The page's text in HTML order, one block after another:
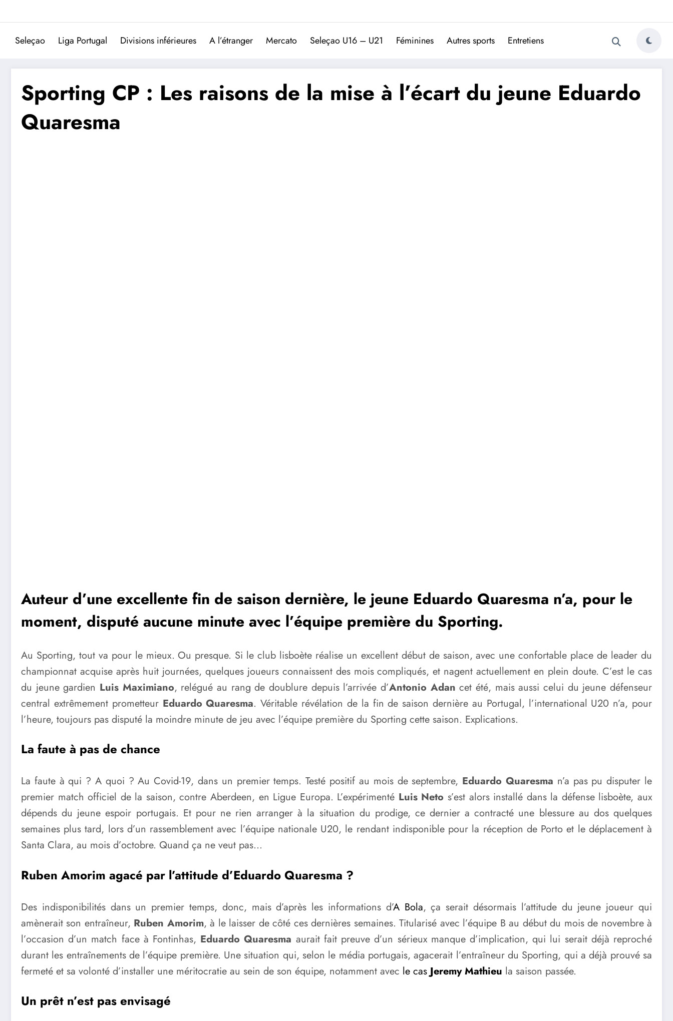
Trivela
L'actualité du football portugais
Seleçao Liga Portugal Divisions inférieures A l’étranger Mercato Seleçao U16 – U21 Féminines Autres sports Entretiens
Sporting CP : Les raisons de la mise à l’écart du jeune Eduardo
Quaresma
Auteur d’une excellente fin de saison dernière, le jeune Eduardo Quaresma n’a, pour le
moment, disputé aucune minute avec l’équipe première du Sporting.
Au Sporting, tout va pour le mieux. Ou presque. Si le club lisboète réalise un excellent début de saison, avec une confortable place de leader du
championnat acquise après huit journées, quelques joueurs connaissent des mois compliqués, et nagent actuellement en plein doute. C’est le cas
du jeune gardien Luis Maximiano, relégué au rang de doublure depuis l’arrivée d’Antonio Adan cet été, mais aussi celui du jeune défenseur
central extrêmement prometteurEduardo Quaresma. Véritable révélation de la fin de saison dernière au Portugal, l’international U20 n’a, pour
l’heure, toujours pas disputé la moindre minute de jeu avec l’équipe première du Sporting cette saison. Explications.
La faute à pas de chance
La faute à qui ? A quoi ? Au Covid-19, dans un premier temps. Testé positif au mois de septembre, Eduardo Quaresma n’a pas pu disputer le
premier match officiel de la saison, contre Aberdeen, en Ligue Europa. L’expérimenté Luis Neto s’est alors installé dans la défense lisboète, aux
dépends du jeune espoir portugais. Et pour ne rien arranger à la situation du prodige, ce dernier a contracté une blessure au dos quelques
semaines plus tard, lors d’un rassemblement avec l’équipe nationale U20, le rendant indisponible pour la réception de Porto et le déplacement à
Santa Clara, au mois d’octobre. Quand ça ne veut pas…
Ruben Amorim agacé par l’attitude d’Eduardo Quaresma ?
Des indisponibilités dans un premier temps, donc, mais d’après les informations d’A Bola, ça serait désormais l’attitude du jeune joueur qui
amènerait son entraîneur, Ruben Amorim, à le laisser de côté ces dernières semaines. Titularisé avec l’équipe B au début du mois de novembre à
l’occasion d’un match face à Fontinhas, Eduardo Quaresma aurait fait preuve d’un sérieux manque d’implication, qui lui serait déjà reproché
durant les entraînements de l’équipe première. Une situation qui, selon le média portugais, agacerait l’entraîneur du Sporting, qui a déjà prouvé sa
fermeté et sa volonté d’installer une méritocratie au sein de son équipe, notamment avec le casJeremy Mathieu la saison passée.
Un prêt n’est pas envisagé